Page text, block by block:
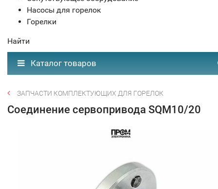
Насосы для горелок
Горелки
Найти
Каталог товаров
ЗАПЧАСТИ КОМПЛЕКТУЮЩИХ ДЛЯ ГОРЕЛОК
Соединение сервопривода SQM10/20